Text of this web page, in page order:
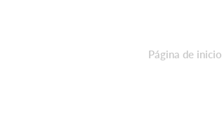
Página de inicio